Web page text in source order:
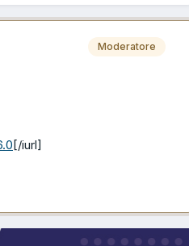
Moderatore
[/iurl]